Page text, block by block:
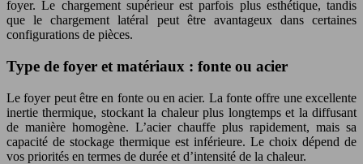
foyer. Le chargement supérieur est parfois plus esthétique, tandis
que le chargement latéral peut être avantageux dans certaines
configurations de pièces.
Type de foyer et matériaux : fonte ou acier
Le foyer peut être en fonte ou en acier. La fonte offre une excellente
inertie thermique, stockant la chaleur plus longtemps et la diffusant
de manière homogène. L’acier chauffe plus rapidement, mais sa
capacité de stockage thermique est inférieure. Le choix dépend de
vos priorités en termes de durée et d’intensité de la chaleur.